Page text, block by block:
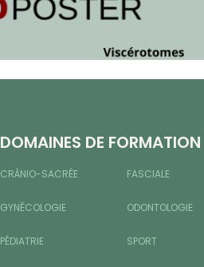
DOMAINES DE FORMATION
CRÂNIO-SACRÉE FASCIALE
GYNÉCOLOGIE ODONTOLOGIE
PÉDIATRIE SPORT